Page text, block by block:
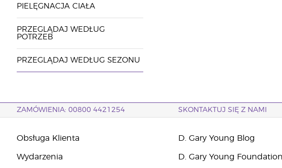
PIELĘGNACJA CIAŁA
PRZEGLĄDAJ WEDŁUG
POTRZEB
PRZEGLĄDAJ WEDŁUG SEZONU
ZAMÓWIENIA: 00800 4421254 SKONTAKTUJ SIĘ Z NAMI
Obsługa Klienta
Wydarzenia
D. Gary Young Blog
D. Gary Young Foundation